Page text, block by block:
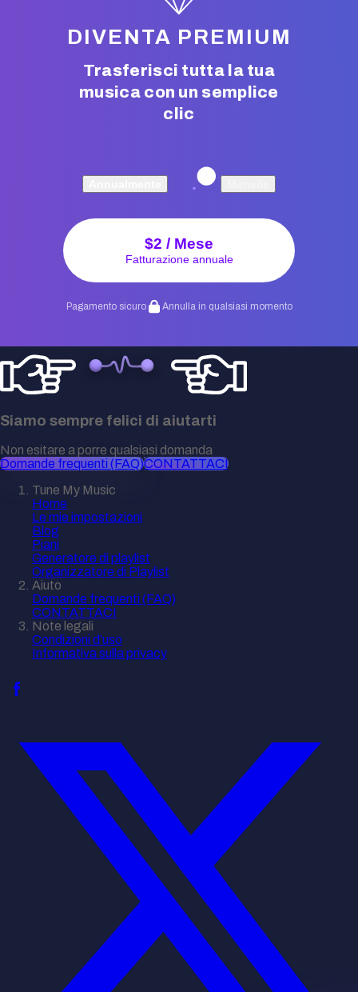
DIVENTA PREMIUM
Trasferisci tutta la tua
musica con un semplice
clic
$2 / Mese
Fatturazione annuale
Pagamento sicuro Annulla in qualsiasi momento
Siamo sempre felici di aiutarti
Non esitare a porre qualsiasi domanda
Domande frequenti (FAQ)CONTATTACI
Tune My Music
Home
Le mie impostazioni
Blog
Piani
Generatore di playlist
Organizzatore di Playlist
Aiuto
Domande frequenti (FAQ)
CONTATTACI
Note legali
Condizioni d’uso
Informativa sulla privacy